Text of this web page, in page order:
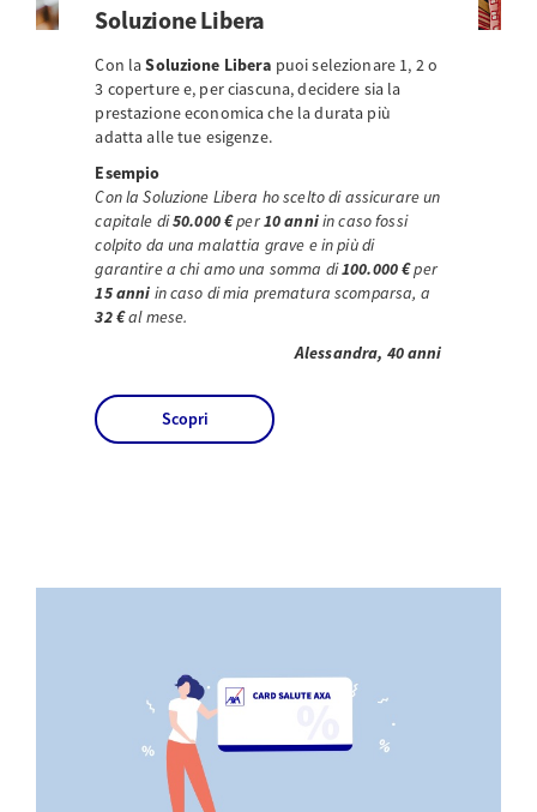
Soluzione Libera
Con laSoluzione Libera puoi selezionare 1, 2 o
3 coperture e, per ciascuna, decidere sia la
prestazione economica che la durata più
adatta alle tue esigenze.
Esempio
Con la Soluzione Libera ho scelto di assicurare un
capitale di50.000 €per10 anniin caso fossi
colpito da una malattia grave e in più di
garantire a chi amo una somma di100.000 €per
15 anni in caso di mia prematura scomparsa, a
32 €al mese.
Alessandra, 40 anni
Scopri